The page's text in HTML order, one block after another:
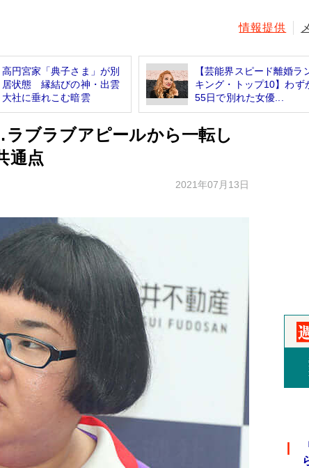
情報提供
高円宮家「典子さま」が別
居状態 縁結びの神・出雲
大社に垂れこむ暗雲
【芸能界スピード離婚ラ
キング・トップ10】わず
55日で別れた女優...
ブラブアピールから一転し
通点
2021年07月13日